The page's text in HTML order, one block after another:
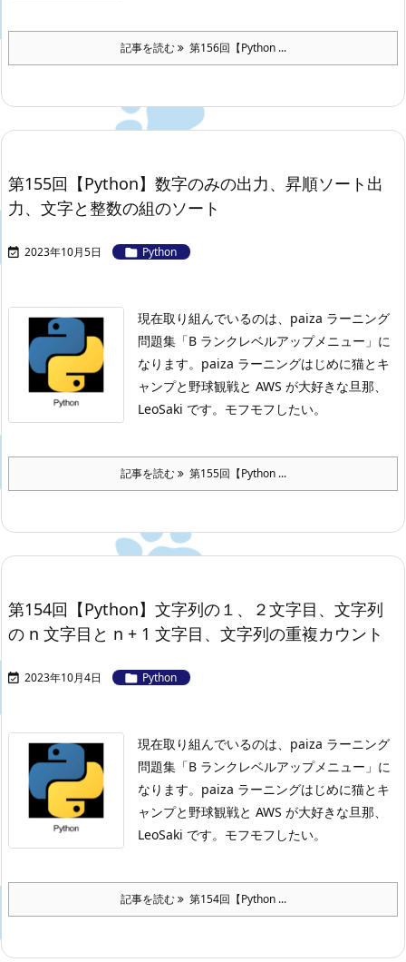
記事を読む 第156回【Python ...
第155回【Python】数字のみの出力、昇順ソート出
力、文字と整数の組のソート
 2023年10月5日  Python
現在取り組んでいるのは、paiza ラーニング
問題集「B ランクレベルアップメニュー」に
なります。 paiza ラーニングはじめに猫とキ
ャンプと野球観戦と AWS が大好きな旦那、
LeoSaki です。モフモフしたい。
記事を読む 第155回【Python ...
第154回【Python】文字列の１、２文字目、文字列
の n 文字目と n + 1 文字目、文字列の重複カウント
 2023年10月4日  Python
現在取り組んでいるのは、paiza ラーニング
問題集「B ランクレベルアップメニュー」に
なります。 paiza ラーニングはじめに猫とキ
ャンプと野球観戦と AWS が大好きな旦那、
LeoSaki です。モフモフしたい。
記事を読む 第154回【Python ...